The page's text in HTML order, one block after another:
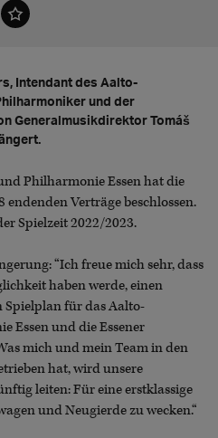
Intendant des Aalto-
und der
Generalmusikdirektor Tomáš
Philharmonie Essen hat die
Verträge beschlossen.
Spielzeit 2022/2023.
“Ich freue mich sehr, dass
haben werde, einen
für das Aalto-
Essen und die Essener
mich und mein Team in den
hat, wird unsere
leiten: Für eine erstklassige
und Neugierde zu wecken.“